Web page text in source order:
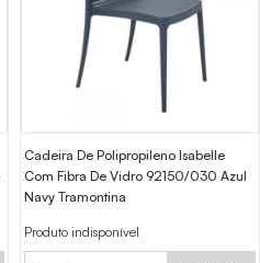
Cadeira De Polipropileno Isabelle
Com Fibra De Vidro 92150/030 Azul
Navy Tramontina
Produto indisponível